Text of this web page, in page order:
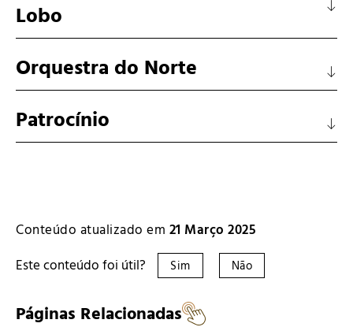
Lobo
Orquestra do Norte
Patrocínio
Conteúdo atualizado em 21 Março 2025
Este conteúdo foi útil?
Sim Não
Páginas Relacionadas